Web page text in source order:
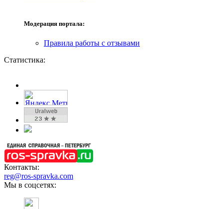
Модерация портала:
Правила работы с отзывами
Статистика:
Контакты:
reg@ros-spravka.com
Мы в соцсетях: